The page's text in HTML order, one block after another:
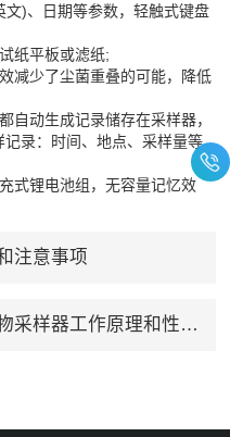
)、日期等参数，轻触式键盘
纸平板或滤纸;
少了尘菌重叠的可能，降低
动生成记录储存在采样器，
录：时间、地点、采样量等
锂电池组，无容量记忆效
注意事项
器工作原理和性能用途